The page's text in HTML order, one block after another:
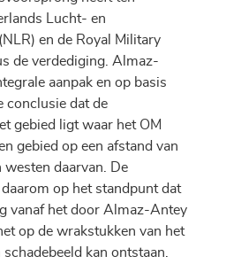
Lucht- en
en de Royal Military
de verdediging. Almaz-
aanpak en op basis
conclusie dat de
gebied ligt waar het OM
gebied op een afstand van
daarvan. De
op het standpunt dat
vanaf het door Almaz-Antey
op de wrakstukken van het
kan ontstaan.